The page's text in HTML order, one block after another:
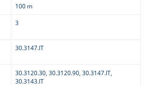
100 m
3
30.3147.IT
30.3120.30, 30.3120.90, 30.3147.IT,
30.3143.IT